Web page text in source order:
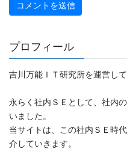
プロフィール
吉川万能ＩＴ研究所を運営して
永らく社内ＳＥとして、社内
いました。
当サイトは、この社内ＳＥ時
介していきます。